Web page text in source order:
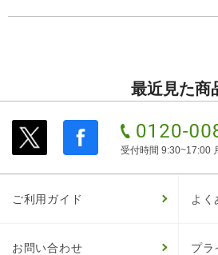
最近見た商
受付時間 9:30~17:00
ご利用ガイド よく
お問い合わせ プラ